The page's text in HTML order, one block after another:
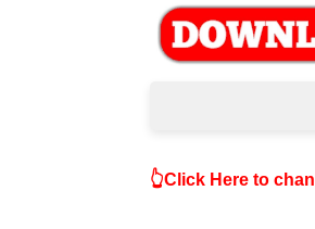
👆Click Here to